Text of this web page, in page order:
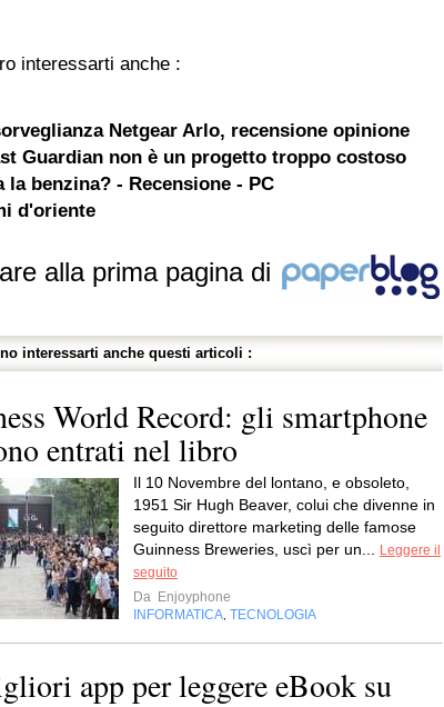
interessarti anche :
Netgear Arlo, recensione opinione
Guardian non è un progetto troppo costoso
la benzina? - Recensione - PC
d'oriente
alla prima pagina di
interessarti anche questi articoli :
World Record: gli smartphone
entrati nel libro
Il 10 Novembre del lontano, e obsoleto,
1951 Sir Hugh Beaver, colui che divenne in
seguito direttore marketing delle famose
Guinness Breweries, uscì per un...
Leggere il
seguito
Da Enjoyphone
INFORMATICA TECNOLOGIA
app per leggere eBook su